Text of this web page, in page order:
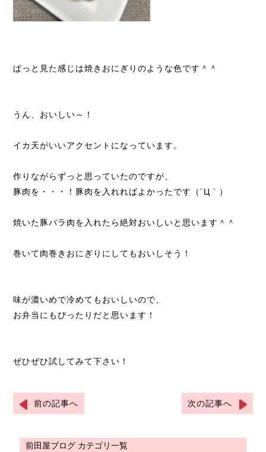
ぱっと見た感じは焼きおにぎりのような色です＾＾
うん、おいしい～！
イカ天がいいアクセントになっています。
作りながらずっと思っていたのですが、
豚肉を・・・！豚肉を入れればよかったです（´Ц｀）
焼いた豚バラ肉を入れたら絶対おいしいと思います＾＾
巻いて肉巻きおにぎりにしてもおいしそう！
味が濃いめで冷めてもおいしいので、
お弁当にもぴったりだと思います！
ぜひぜひ試してみて下さい！
前の記事へ 次の記事へ
前田屋ブログ カテゴリ一覧